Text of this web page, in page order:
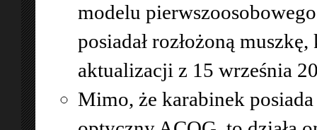
modelu
posiadał rozłożoną
aktualizacji z 15 września
Mimo, że karabinek